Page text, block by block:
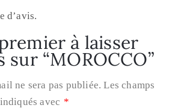
d’avis.
à laisser
sur “MOROCCO”
ne sera pas publiée. Les champs
avec *